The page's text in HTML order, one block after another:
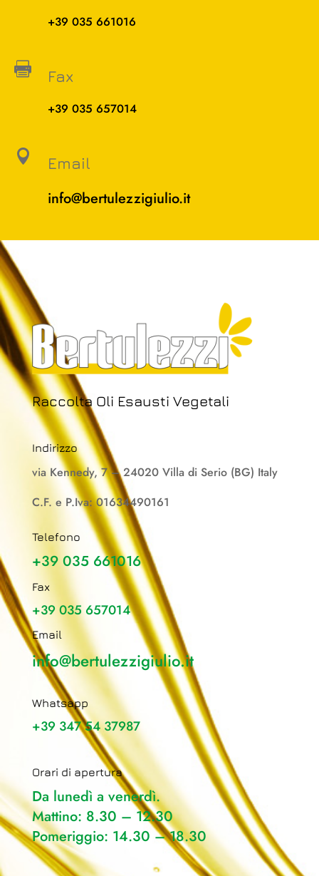
+39 035 661016
 Fax
+39 035 657014
 Email
info@bertulezzigiulio.it
Raccolta Oli Esausti Vegetali
Indirizzo
via Kennedy, 7 – 24020 Villa di Serio (BG) Italy
C.F. e P.Iva: 01634490161
Telefono
+39 035 661016
Fax
+39 035 657014
Email
info@bertulezzigiulio.it
Whatsapp
+39 347 54 37987
Orari di apertura
Da lunedì a venerdì.
Mattino: 8.30 – 12.30
Pomeriggio: 14.30 – 18.30